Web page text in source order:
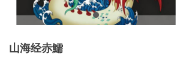
山海经赤鱬